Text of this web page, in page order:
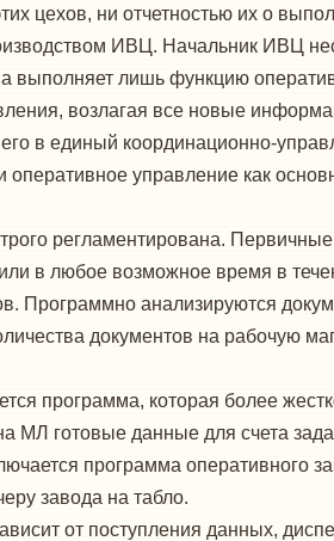
цехов, ни отчетностью их о
ИВЦ. Начальник ИВЦ
выполняет лишь функцию
возла­гая все новые
в еди­ный координационно-
управление как
регламен­тирована.
в любое воз­можное время в
анализируются
документов на рабочую
програм­ма, которая более
МЛ готовые данные для счета
про­грамма оперативного
завода на табло.
от поступления данных,